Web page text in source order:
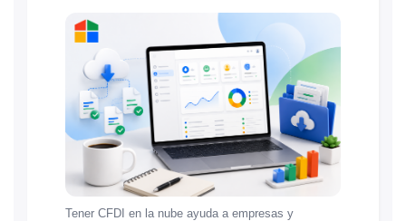
Tener CFDI en la nube ayuda a empresas y